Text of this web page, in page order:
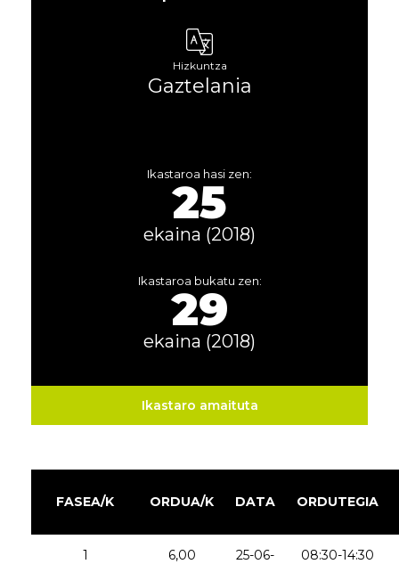
Hizkuntza
Gaztelania
Ikastaroa hasi zen:
25
ekaina (2018)
Ikastaroa bukatu zen:
29
ekaina (2018)
Ikastaro amaituta
FASEA/K ORDUA/K DATA ORDUTEGIA
1 6,00
25-06-
08:30-14:30